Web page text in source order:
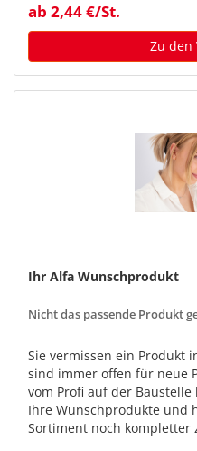
ab 2,44 €/St.
Zu den
Ihr Alfa Wunschprodukt
Nicht das passende Produkt
Sie vermissen ein Produkt
sind immer offen für neue
vom Profi auf der Baustelle
Ihre Wunschprodukte und
Sortiment noch kompletter